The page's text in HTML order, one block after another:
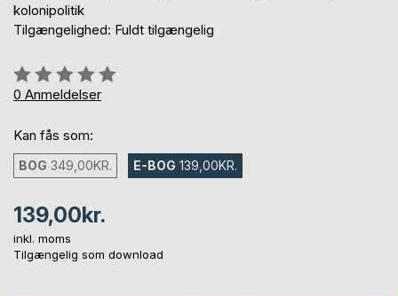
kolonipolitik
Tilgængelighed: Fuldt tilgængelig
Anmeldelse::
0%
0 Anmeldelser
Kan fås som:
BOG 349,00KR. E-BOG 139,00KR.
139,00kr.
inkl. moms
Tilgængelig som download